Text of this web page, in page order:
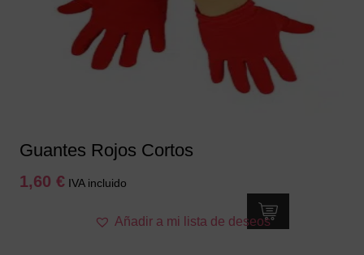
Guantes Rojos Cortos
1,60 € IVA incluido
Añadir a mi lista de deseos